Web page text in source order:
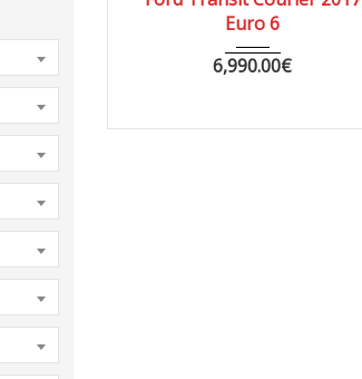
Euro 6
6,990.00€